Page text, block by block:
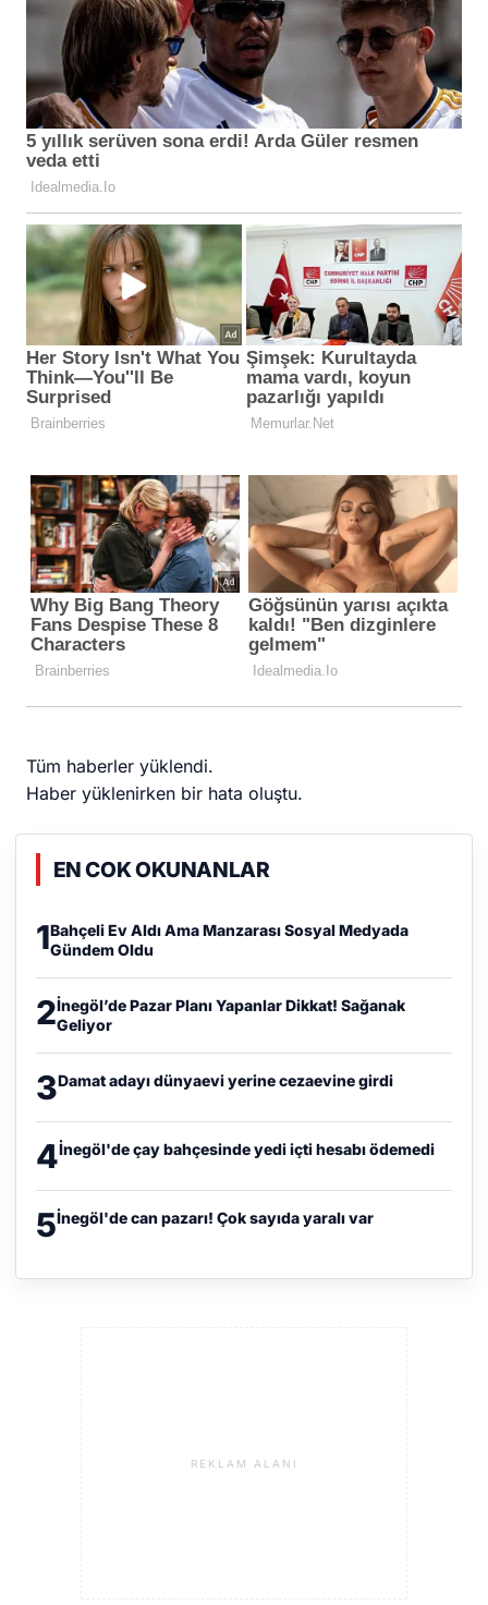
Tüm haberler yüklendi.
Haber yüklenirken bir hata oluştu.
EN COK OKUNANLAR
1Bahçeli Ev Aldı Ama Manzarası Sosyal Medyada
Gündem Oldu
2İnegöl’de Pazar Planı Yapanlar Dikkat! Sağanak
Geliyor
3Damat adayı dünyaevi yerine cezaevine girdi
4İnegöl'de çay bahçesinde yedi içti hesabı ödemedi
5İnegöl'de can pazarı! Çok sayıda yaralı var
REKLAM ALANI